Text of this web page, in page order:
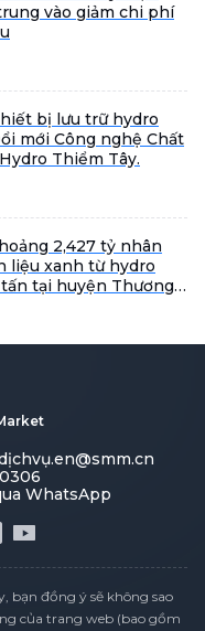
vào giảm chi phí
bị lưu trữ hydro
mới Công nghệ Chất
Thiểm Tây.
2,427 tỷ nhân
liệu xanh từ hydro
tại huyện Thương
WhatsApp
bạn đồng ý sẽ không sao
của trang web (bao gồm